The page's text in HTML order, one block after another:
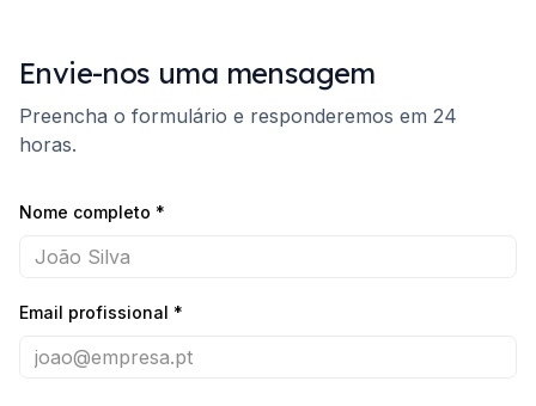
Envie-nos uma mensagem
Preencha o formulário e responderemos em 24
horas.
Nome completo *
Email profissional *